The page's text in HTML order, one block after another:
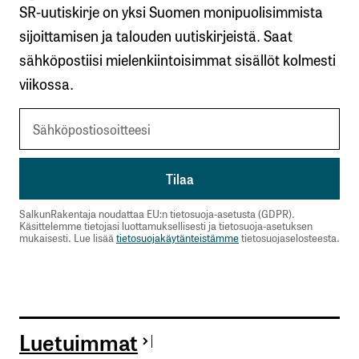
Lähetä kommentti
SR-uutiskirje on yksi Suomen monipuolisimmista
sijoittamisen ja talouden uutiskirjeistä. Saat
sähköpostiisi mielenkiintoisimmat sisällöt kolmesti
viikossa.
SalkunRakentaja noudattaa EU:n tietosuoja-asetusta (GDPR).
Käsittelemme tietojasi luottamuksellisesti ja tietosuoja-asetuksen
mukaisesti. Lue lisää tietosuojakäytänteistämmetietosuojaselosteesta.
Luetuimmat